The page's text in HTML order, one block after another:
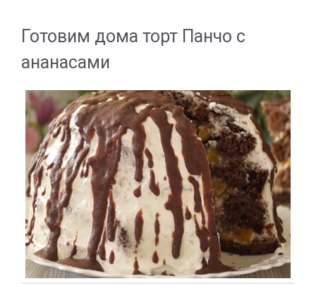
Готовим дома торт Панчо с
ананасами